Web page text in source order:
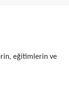
eğitimlerin ve